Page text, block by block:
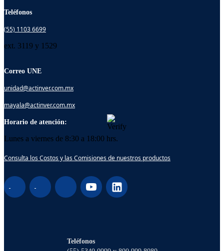
Teléfonos
(55) 1103 6699
ext. 3119 y 1529
Correo UNE
unidad@actinver.com.mx
mayala@actinver.com.mx
Horario de atención:
Lunes a viernes de 8:30 a 18:00 hrs.
Consulta los Costos y las Comisiones de nuestros productos
Teléfonos